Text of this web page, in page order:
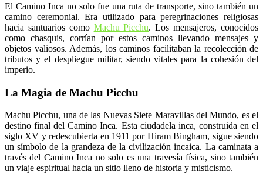
El Camino Inca no solo fue una ruta de transporte, sino también un
camino ceremonial. Era utilizado para peregrinaciones religiosas
hacia santuarios como Machu Picchu. Los mensajeros, conocidos
como chasquis, corrían por estos caminos llevando mensajes y
objetos valiosos. Además, los caminos facilitaban la recolección de
tributos y el despliegue militar, siendo vitales para la cohesión del
imperio.
La Magia de Machu Picchu
Machu Picchu, una de las Nuevas Siete Maravillas del Mundo, es el
destino final del Camino Inca. Esta ciudadela inca, construida en el
siglo XV y redescubierta en 1911 por Hiram Bingham, sigue siendo
un símbolo de la grandeza de la civilización incaica. La caminata a
través del Camino Inca no solo es una travesía física, sino también
un viaje espiritual hacia un sitio lleno de historia y misticismo.